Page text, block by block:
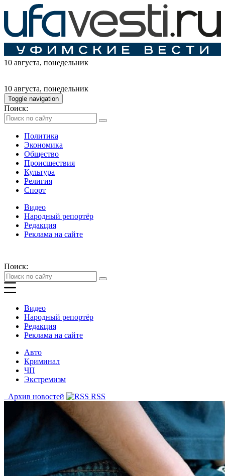
10 августа, понедельник
10 августа, понедельник
Toggle navigation
Поиск:
Политика
Экономика
Общество
Происшествия
Культура
Религия
Спорт
Видео
Народный репортёр
Редакция
Реклама на сайте
Поиск:
Видео
Народный репортёр
Редакция
Реклама на сайте
Авто
Криминал
ЧП
Экстремизм
Архив новостей
RSS